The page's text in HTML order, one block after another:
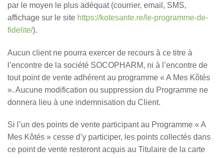
par le moyen le plus adéquat (courrier, email, SMS,
affichage sur le site https://kotesante.re/le-programme-de-
fidelite/).
Aucun client ne pourra exercer de recours à ce titre à
l’encontre de la société SOCOPHARM, ni à l’encontre de
tout point de vente adhérent au programme « A Mes Kôtés
». Aucune modification ou suppression du Programme ne
donnera lieu à une indemnisation du Client.
Si l’un des points de vente participant au Programme « A
Mes Kôtés » cesse d’y participer, les points collectés dans
ce point de vente resteront acquis au Titulaire de la carte